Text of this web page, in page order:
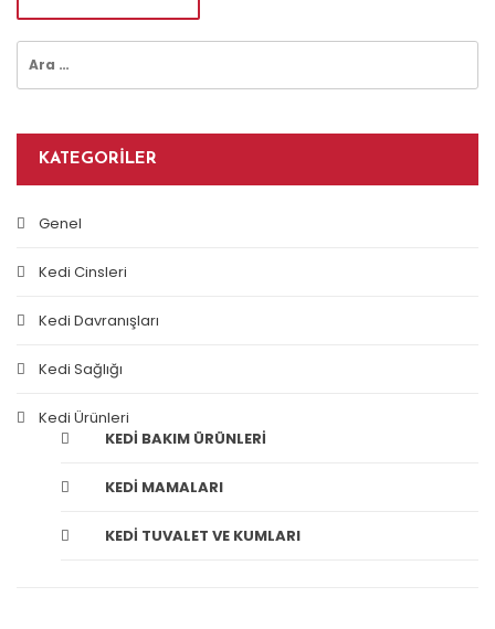
Arama:
KATEGORILER
Genel
Kedi Cinsleri
Kedi Davranışları
Kedi Sağlığı
Kedi Ürünleri
KEDI BAKIM ÜRÜNLERI
KEDI MAMALARI
KEDI TUVALET VE KUMLARI